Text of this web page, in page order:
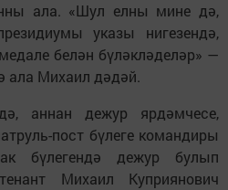
ала. «Шул елны мине дә,
указы нигезендә,
белән бүләкләделәр» —
ала Михаил дәдәй.
аннан дежур ярдәмчесе,
пост бүлеге командиры
бүлегендә дежур булып
Михаил Куприянович